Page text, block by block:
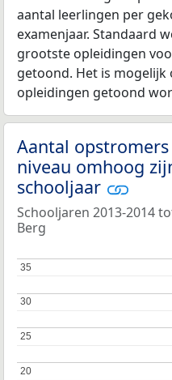
aantal leerlingen per
examenjaar. Standaard
grootste opleidingen
getoond. Het is mogelijk
opleidingen getoond
Aantal
niveau omhoog
schooljaar
Schooljaren 2013-2014
Berg
20
20
25
25
30
30
35
35